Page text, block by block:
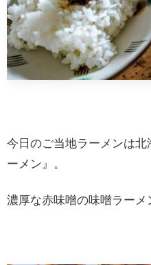
今日のご当地ラーメンは
ーメン』。
濃厚な赤味噌の味噌ラーメ